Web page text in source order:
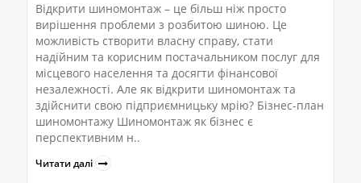
Відкрити шиномонтаж – це більш ніж просто
вирішення проблеми з розбитою шиною. Це
можливість створити власну справу, стати
надійним та корисним постачальником послуг для
місцевого населення та досягти фінансової
незалежності. Але як відкрити шиномонтаж та
здійснити свою підприємницьку мрію? Бізнес-план
шиномонтажу Шиномонтаж як бізнес є
перспективним н..
Читати далі